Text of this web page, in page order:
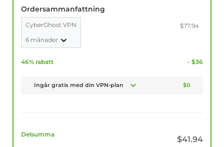
Ordersammanfattning
CyberGhost VPN
6 månader
$77.94
46% rabatt - $36
Ingår gratis med din VPN-plan $0
Delsumma
$41.94